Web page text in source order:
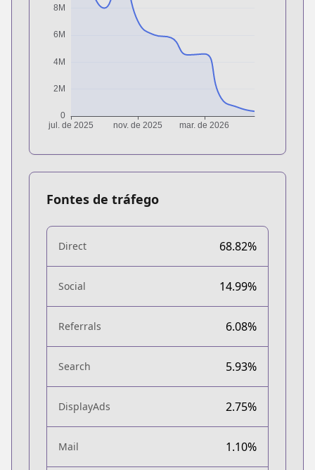
Fontes de tráfego
Direct 68.82%
Social 14.99%
Referrals 6.08%
Search 5.93%
DisplayAds 2.75%
Mail 1.10%